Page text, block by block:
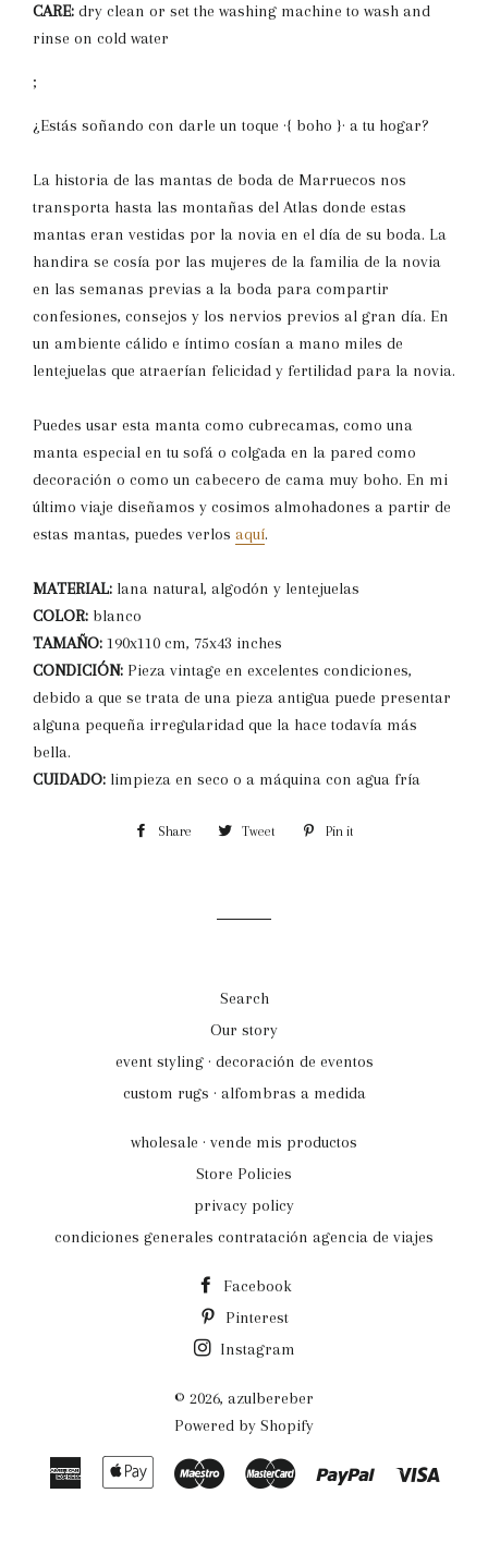
CARE: dry clean or set the washing machine to wash and
rinse on cold water
;
¿Estás soñando con darle un toque ·{ boho }· a tu hogar?
La historia de las mantas de boda de Marruecos nos
transporta hasta las montañas del Atlas donde estas
mantas eran vestidas por la novia en el día de su boda. La
handira se cosía por las mujeres de la familia de la novia
en las semanas previas a la boda para compartir
confesiones, consejos y los nervios previos al gran día. En
un ambiente cálido e íntimo cosían a mano miles de
lentejuelas que atraerían felicidad y fertilidad para la novia.
Puedes usar esta manta como cubrecamas, como una
manta especial en tu sofá o colgada en la pared como
decoración o como un cabecero de cama muy boho. En mi
último viaje diseñamos y cosimos almohadones a partir de
estas mantas, puedes verlos aquí.
MATERIAL: lana natural, algodón y lentejuelas
COLOR: blanco
TAMAÑO: 190x110 cm, 75x43 inches
CONDICIÓN: Pieza vintage en excelentes condiciones,
debido a que se trata de una pieza antigua puede presentar
alguna pequeña irregularidad que la hace todavía más
bella.
CUIDADO: limpieza en seco o a máquina con agua fría
Share Share Tweet Tweet Pin it
Search
Our story
event styling · decoración de eventos
custom rugs · alfombras a medida
wholesale · vende mis productos
Store Policies
privacy policy
condiciones generales contratación agencia de viajes
Facebook
Pinterest
Instagram
© 2026, azulbereber
Powered by Shopify
American
Apple
Maestro Master Paypal